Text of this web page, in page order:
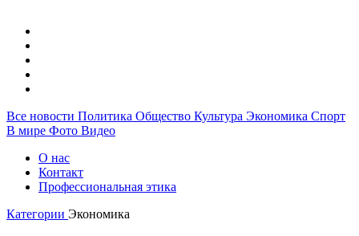
Все новости Политика Общество Культура Экономика Спорт
В мире Фото Видео
О нас
Контакт
Профессиональная этика
Категории Экономика